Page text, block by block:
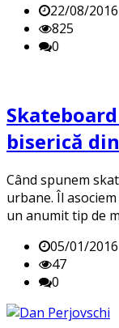
22/08/2016
825
0
biserică
Când spunem
urbane. Îl
un anumit tip de
05/01/2016
47
0